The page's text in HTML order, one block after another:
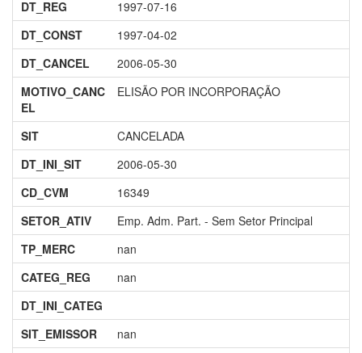
DT_REG
1997-07-16
DT_CONST
1997-04-02
DT_CANCEL
2006-05-30
MOTIVO_CANC
EL
ELISÃO POR INCORPORAÇÃO
SIT
CANCELADA
DT_INI_SIT
2006-05-30
CD_CVM
16349
SETOR_ATIV
Emp. Adm. Part. - Sem Setor Principal
TP_MERC
nan
CATEG_REG
nan
DT_INI_CATEG
SIT_EMISSOR
nan